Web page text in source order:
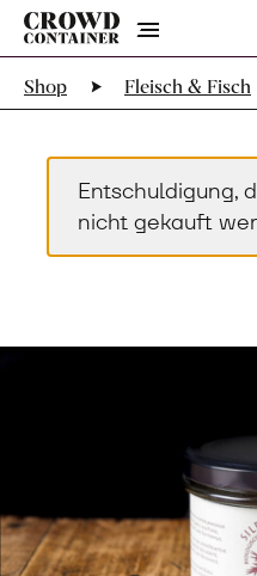
Menu
Shop Fleisch & Fisch
Entschuldigung,
nicht gekauft